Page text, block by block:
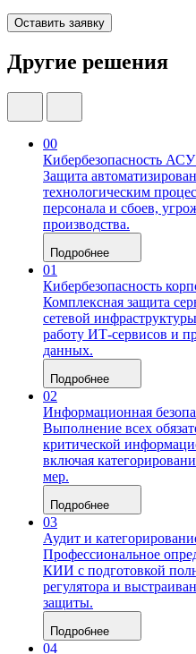
Оставить заявку
Другие решения
00
Кибербезопасность
Защита
технологическим
персонала и сбоев,
производства.
Подробнее
01
Кибербезопасность
Комплексная защита
сетевой
работу ИТ-сервисов и
данных.
Подробнее
02
Информационная
Выполнение всех
критической
включая
мер.
Подробнее
03
Аудит и
Профессиональное
КИИ с подготовкой
регулятора и
защиты.
Подробнее
04